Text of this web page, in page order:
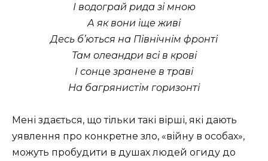
І водограй рида зі мною
А як вони іще живі
Десь б’ються на Північнім фронті
Там олеандри всі в крові
І сонце зранене в траві
На багрянистім горизонті
Мені здається, що тільки такі вірші, які дають
уявлення про конкретне зло, «війну в особах»,
можуть пробудити в душах людей огиду до